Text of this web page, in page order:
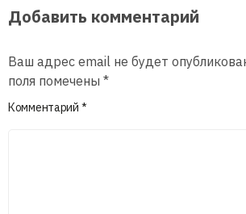
Добавить комментарий
Ваш адрес email не будет
поля помечены *
Комментарий *